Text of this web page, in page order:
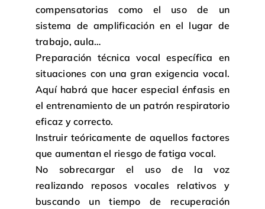
compensatorias como el uso de un
sistema de amplificación en el lugar de
trabajo, aula…
Preparación técnica vocal específica en
situaciones con una gran exigencia vocal.
Aquí habrá que hacer especial énfasis en
el entrenamiento de un patrón respiratorio
eficaz y correcto.
Instruir teóricamente de aquellos factores
que aumentan el riesgo de fatiga vocal.
No sobrecargar el uso de la voz
realizando reposos vocales relativos y
buscando un tiempo de recuperación